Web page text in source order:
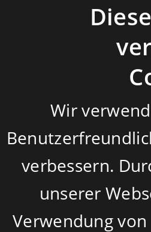
Wir
verbessern.
unserer
Verwendung